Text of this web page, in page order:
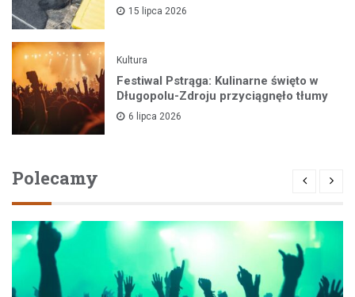
15 lipca 2026
Kultura
Festiwal Pstrąga: Kulinarne święto w
Długopolu-Zdroju przyciągnęło tłumy
6 lipca 2026
Polecamy